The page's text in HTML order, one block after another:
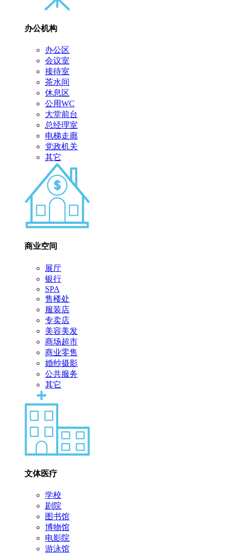
办公机构
办公区
会议室
接待室
茶水间
休息区
公用WC
大堂前台
总经理室
电梯走廊
党政机关
其它
商业空间
展厅
银行
SPA
售楼处
服装店
专卖店
美容美发
商场超市
商业零售
婚纱摄影
公共服务
其它
文体医疗
学校
剧院
图书馆
博物馆
电影院
游泳馆